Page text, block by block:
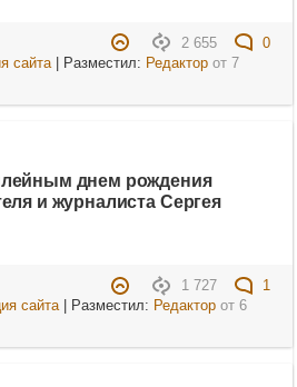
2 655
0
сайта| Разместил: Редакторот 7
днем рождения
и журналиста Сергея
1 727
1
сайта| Разместил: Редакторот 6